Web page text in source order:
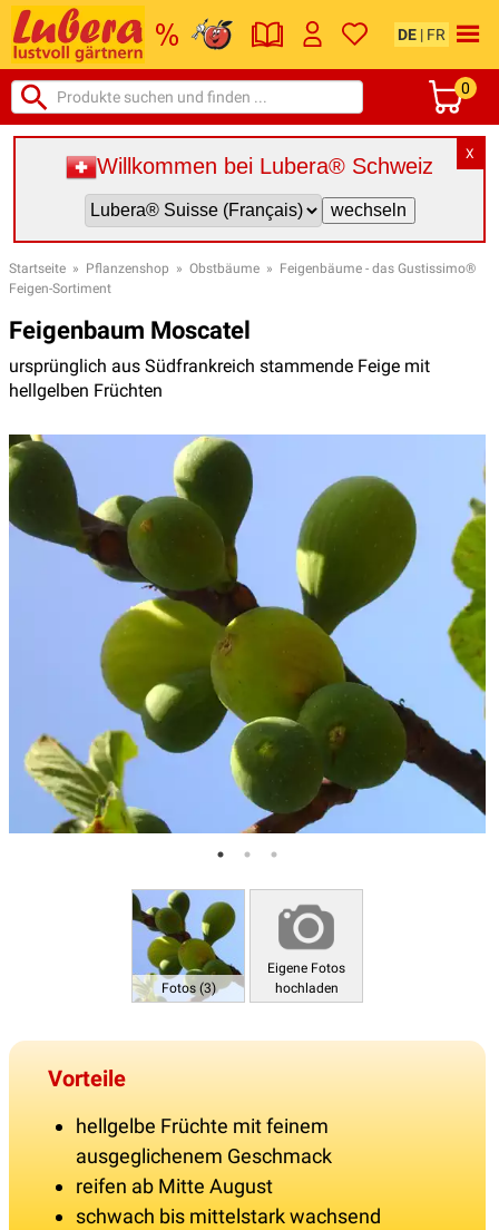
DE | FR
0
X
Willkommen bei Lubera® Schweiz
Startseite » Pflanzenshop » Obstbäume » Feigenbäume - das Gustissimo®
Feigen-Sortiment
Feigenbaum Moscatel
ursprünglich aus Südfrankreich stammende Feige mit
hellgelben Früchten
Fotos (3)
Eigene Fotos
hochladen
Vorteile
hellgelbe Früchte mit feinem
ausgeglichenem Geschmack
reifen ab Mitte August
schwach bis mittelstark wachsend